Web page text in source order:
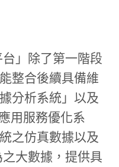
台」除了第一階段
整合後續具備維
分析系統」以及
用服務優化系
之仿真數據以及
大數據，提供具